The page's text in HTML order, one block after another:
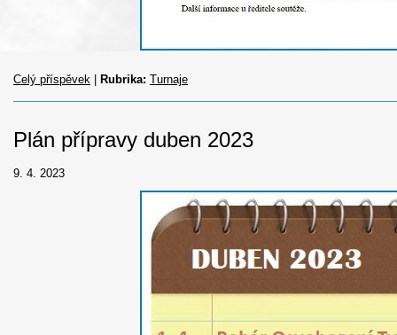
Celý příspěvek Rubrika: Turnaje
Plán přípravy duben 2023
9. 4. 2023